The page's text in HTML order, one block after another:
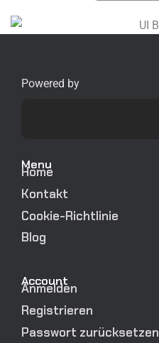
Powered by
Menu
Home
Kontakt
Cookie-Richtlinie
Blog
Account
Anmelden
Registrieren
Passwort zurücksetzen